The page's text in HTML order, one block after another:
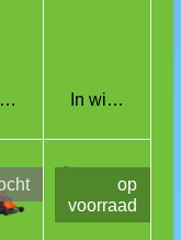
In
op
voorraad